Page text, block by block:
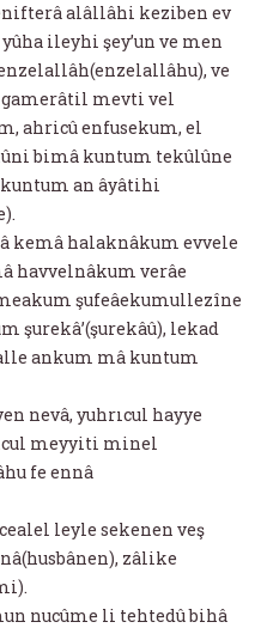
alâllâhi keziben ev
ileyhi şey’un ve men
ve
mevti vel
ahricû enfusekum, el
bimâ kuntum tekûlûne
an âyâtihi
kemâ halaknâkum evvele
havvelnâkum verâe
şufeâekumullezîne
şurekâ’(şurekâû), lekad
ankum mâ kuntum
nevâ, yuhrıcul hayye
meyyiti minel
fe ennâ
leyle sekenen veş
zâlike
nucûme li tehtedû bihâ